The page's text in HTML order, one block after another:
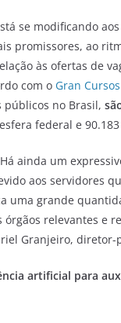
se modificando
promissores, ao
às ofertas de
com o Gran
públicos no Brasil,
federal e
ainda um
aos servidores
uma grande
relevantes e
Granjeiro,
artificial para